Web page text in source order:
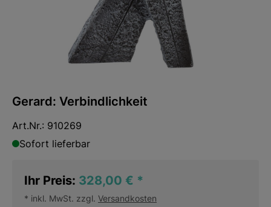
Gerard: Verbindlichkeit
Art.Nr.: 910269
Sofort lieferbar
Ihr Preis: 328,00 € *
* inkl. MwSt. zzgl. Versandkosten